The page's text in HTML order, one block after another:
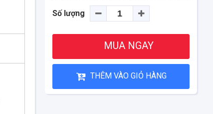
Số lượng
MUA NGAY
THÊM VÀO GIỎ HÀNG